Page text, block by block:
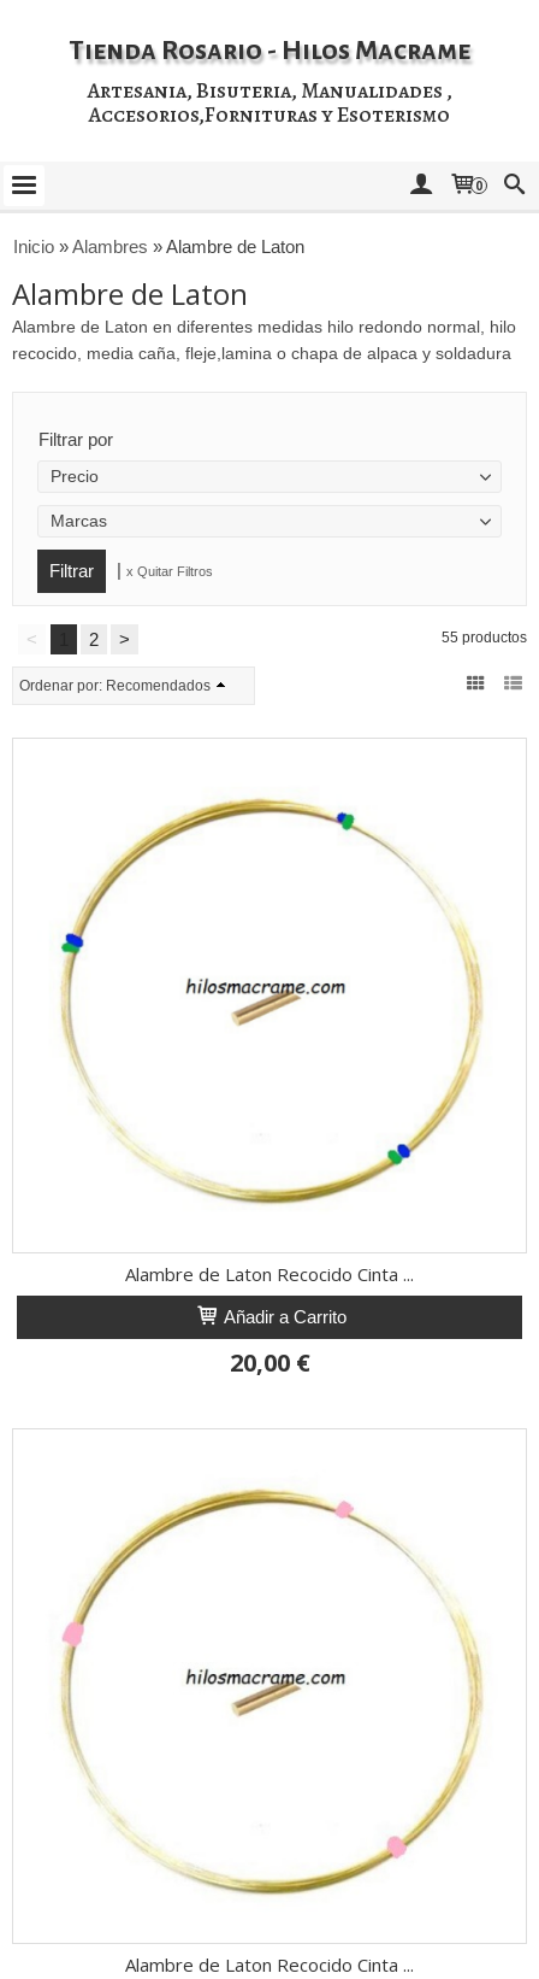
Tienda Rosario - Hilos Macrame
Artesania, Bisuteria, Manualidades ,
Accesorios,Fornituras y Esoterismo
0
Inicio »Alambres »Alambre de Laton
Alambre de Laton
Alambre de Laton en diferentes medidas hilo redondo normal, hilo
recocido, media caña, fleje,lamina o chapa de alpaca y soldadura
Filtrar por
Precio
Marcas
| x Quitar Filtros
< 2 > 55 productos
Ordenar por: Recomendados
Alambre de Laton Recocido Cinta ...
Añadir a Carrito
20,00 €
Alambre de Laton Recocido Cinta ...